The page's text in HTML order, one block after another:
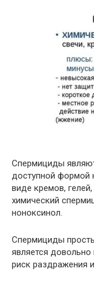
Спермициды
доступной формой
виде кремов,
химический
ноноксинол.
Спермициды
является
риск раздражения